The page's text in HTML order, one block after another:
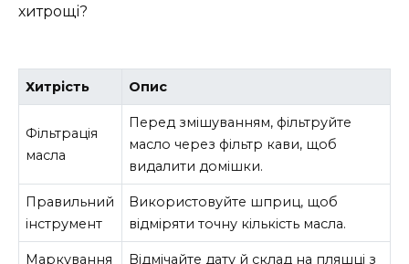
хитрощі?
Хитрість Опис
Фільтрація
масла
Перед змішуванням, фільтруйте
масло через фільтр кави, щоб
видалити домішки.
Правильний
інструмент
Використовуйте шприц, щоб
відміряти точну кількість масла.
Маркування
Відмічайте дату й склад на пляшці з